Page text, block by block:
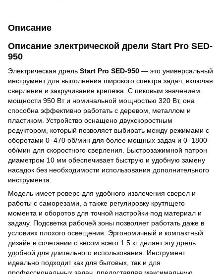
Описание
Описание электрической дрели Start Pro SED-
950
Электрическая дрель Start Pro SED-950 — это универсальный
инструмент для выполнения широкого спектра задач, включая
сверление и закручивание крепежа. С пиковым значением
мощности 950 Вт и номинальной мощностью 320 Вт, она
способна эффективно работать с деревом, металлом и
пластиком. Устройство оснащено двухскоростным
редуктором, который позволяет выбирать между режимами с
оборотами 0–470 об/мин для более мощных задач и 0–1800
об/мин для скоростного сверления. Быстрозажимной патрон
диаметром 10 мм обеспечивает быструю и удобную замену
насадок без необходимости использования дополнительного
инструмента.
Модель имеет реверс для удобного извлечения сверел и
работы с саморезами, а также регулировку крутящего
момента и оборотов для точной настройки под материал и
задачу. Подсветка рабочей зоны позволяет работать даже в
условиях плохого освещения. Эргономичный и компактный
дизайн в сочетании с весом всего 1.5 кг делает эту дрель
удобной для длительного использования. Инструмент
идеально подходит как для бытовых, так и для